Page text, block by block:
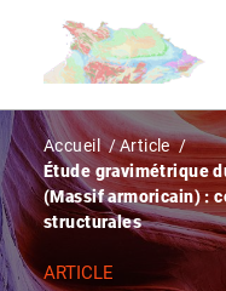
contenu
Fil
d'Ariane
Accueil
Article
Étude gravimétrique
(Massif armoricain) :
structurales
ARTICLE